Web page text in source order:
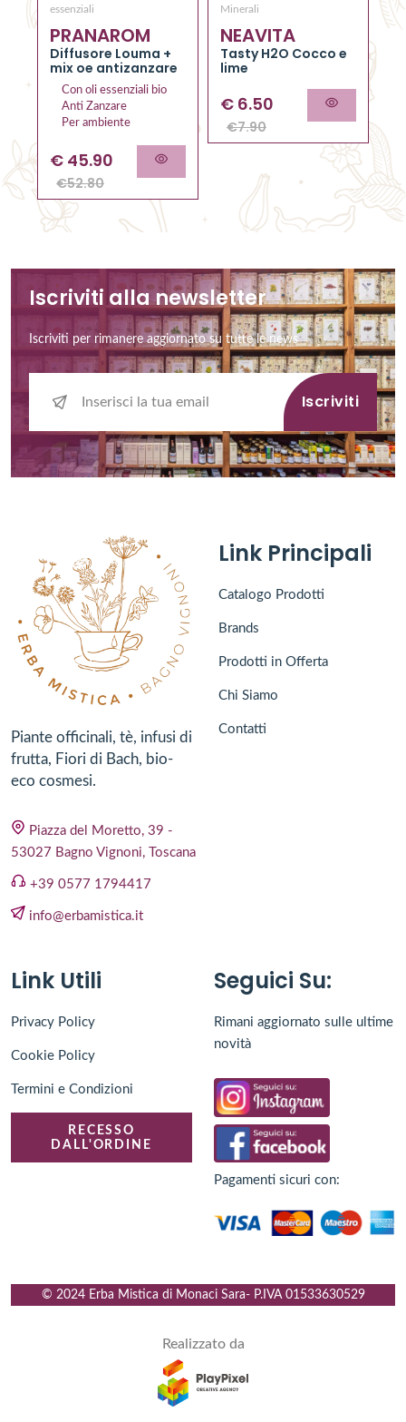
essenziali
PRANAROM
Diffusore Louma +
mix oe antizanzare
Con oli essenziali bio
Anti Zanzare
Per ambiente
€ 45.90
€52.80
Minerali
NEAVITA
Tasty H2O Cocco e
lime
€ 6.50
€7.90
Iscriviti alla newsletter
Iscriviti per rimanere aggiornato su tutte le news
Iscriviti
Piante officinali, tè, infusi di
frutta, Fiori di Bach, bio-
eco cosmesi.
Piazza del Moretto, 39 -
53027 Bagno Vignoni, Toscana
+39 0577 1794417
info@erbamistica.it
Link Principali
Catalogo Prodotti
Brands
Prodotti in Offerta
Chi Siamo
Contatti
Link Utili
Privacy Policy
Cookie Policy
Termini e Condizioni
RECESSO
DALL'ORDINE
Seguici Su:
Rimani aggiornato sulle ultime
novità
Pagamenti sicuri con:
© 2024 Erba Mistica di Monaci Sara- P.IVA 01533630529
Realizzato da